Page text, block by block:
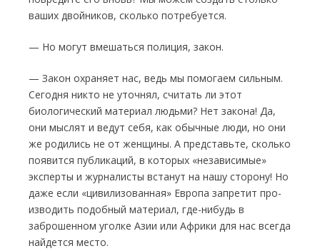
ваших двойников, сколько потребуется.
— Но могут вмешаться полиция, закон.
— Закон охраняет нас, ведь мы помогаем сильным.
Сегодня никто не уточнял, считать ли этот
биологический материал людьми? Нет закона! Да,
они мыслят и ведут себя, как обыч­ные люди, но они
же родились не от женщи­ны. А представьте, сколько
появится публи­каций, в которых «независимые»
эксперты и журналисты встанут на нашу сторону! Но
даже если «цивилизованная» Европа запретит про­
изводить подобный материал, где-нибудь в
заброшенном уголке Азии или Африки для нас всегда
найдется место.